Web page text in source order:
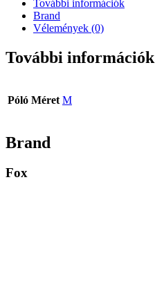
További információk
Brand
Vélemények (0)
További információk
Póló Méret M
Brand
Fox